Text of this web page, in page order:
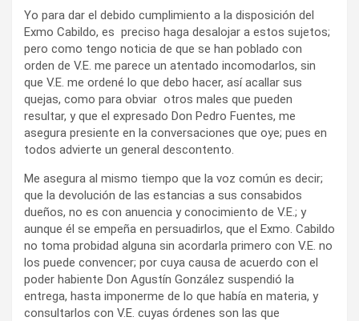
Yo para dar el debido cumplimiento a la disposición del
Exmo Cabildo, es preciso haga desalojar a estos sujetos;
pero como tengo noticia de que se han poblado con
orden de V.E. me parece un atentado incomodarlos, sin
que V.E. me ordené lo que debo hacer, así acallar sus
quejas, como para obviar otros males que pueden
resultar, y que el expresado Don Pedro Fuentes, me
asegura presiente en la conversaciones que oye; pues en
todos advierte un general descontento.
Me asegura al mismo tiempo que la voz común es decir;
que la devolución de las estancias a sus consabidos
dueños, no es con anuencia y conocimiento de V.E.; y
aunque él se empeña en persuadirlos, que el Exmo. Cabildo
no toma probidad alguna sin acordarla primero con V.E. no
los puede convencer; por cuya causa de acuerdo con el
poder habiente Don Agustín González suspendió la
entrega, hasta imponerme de lo que había en materia, y
consultarlos con V.E. cuyas órdenes son las que